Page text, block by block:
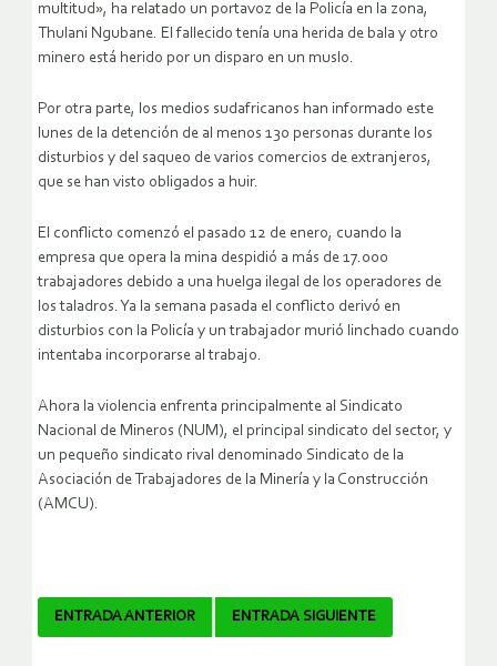
multitud», ha relatado un portavoz de la Policía en la zona,
Thulani Ngubane. El fallecido tenía una herida de bala y otro
minero está herido por un disparo en un muslo.
Por otra parte, los medios sudafricanos han informado este
lunes de la detención de al menos 130 personas durante los
disturbios y del saqueo de varios comercios de extranjeros,
que se han visto obligados a huir.
El conflicto comenzó el pasado 12 de enero, cuando la
empresa que opera la mina despidió a más de 17.000
trabajadores debido a una huelga ilegal de los operadores de
los taladros. Ya la semana pasada el conflicto derivó en
disturbios con la Policía y un trabajador murió linchado cuando
intentaba incorporarse al trabajo.
Ahora la violencia enfrenta principalmente al Sindicato
Nacional de Mineros (NUM), el principal sindicato del sector, y
un pequeño sindicato rival denominado Sindicato de la
Asociación de Trabajadores de la Minería y la Construcción
(AMCU).
Navegador
ENTRADA ANTERIOR ENTRADA SIGUIENTE